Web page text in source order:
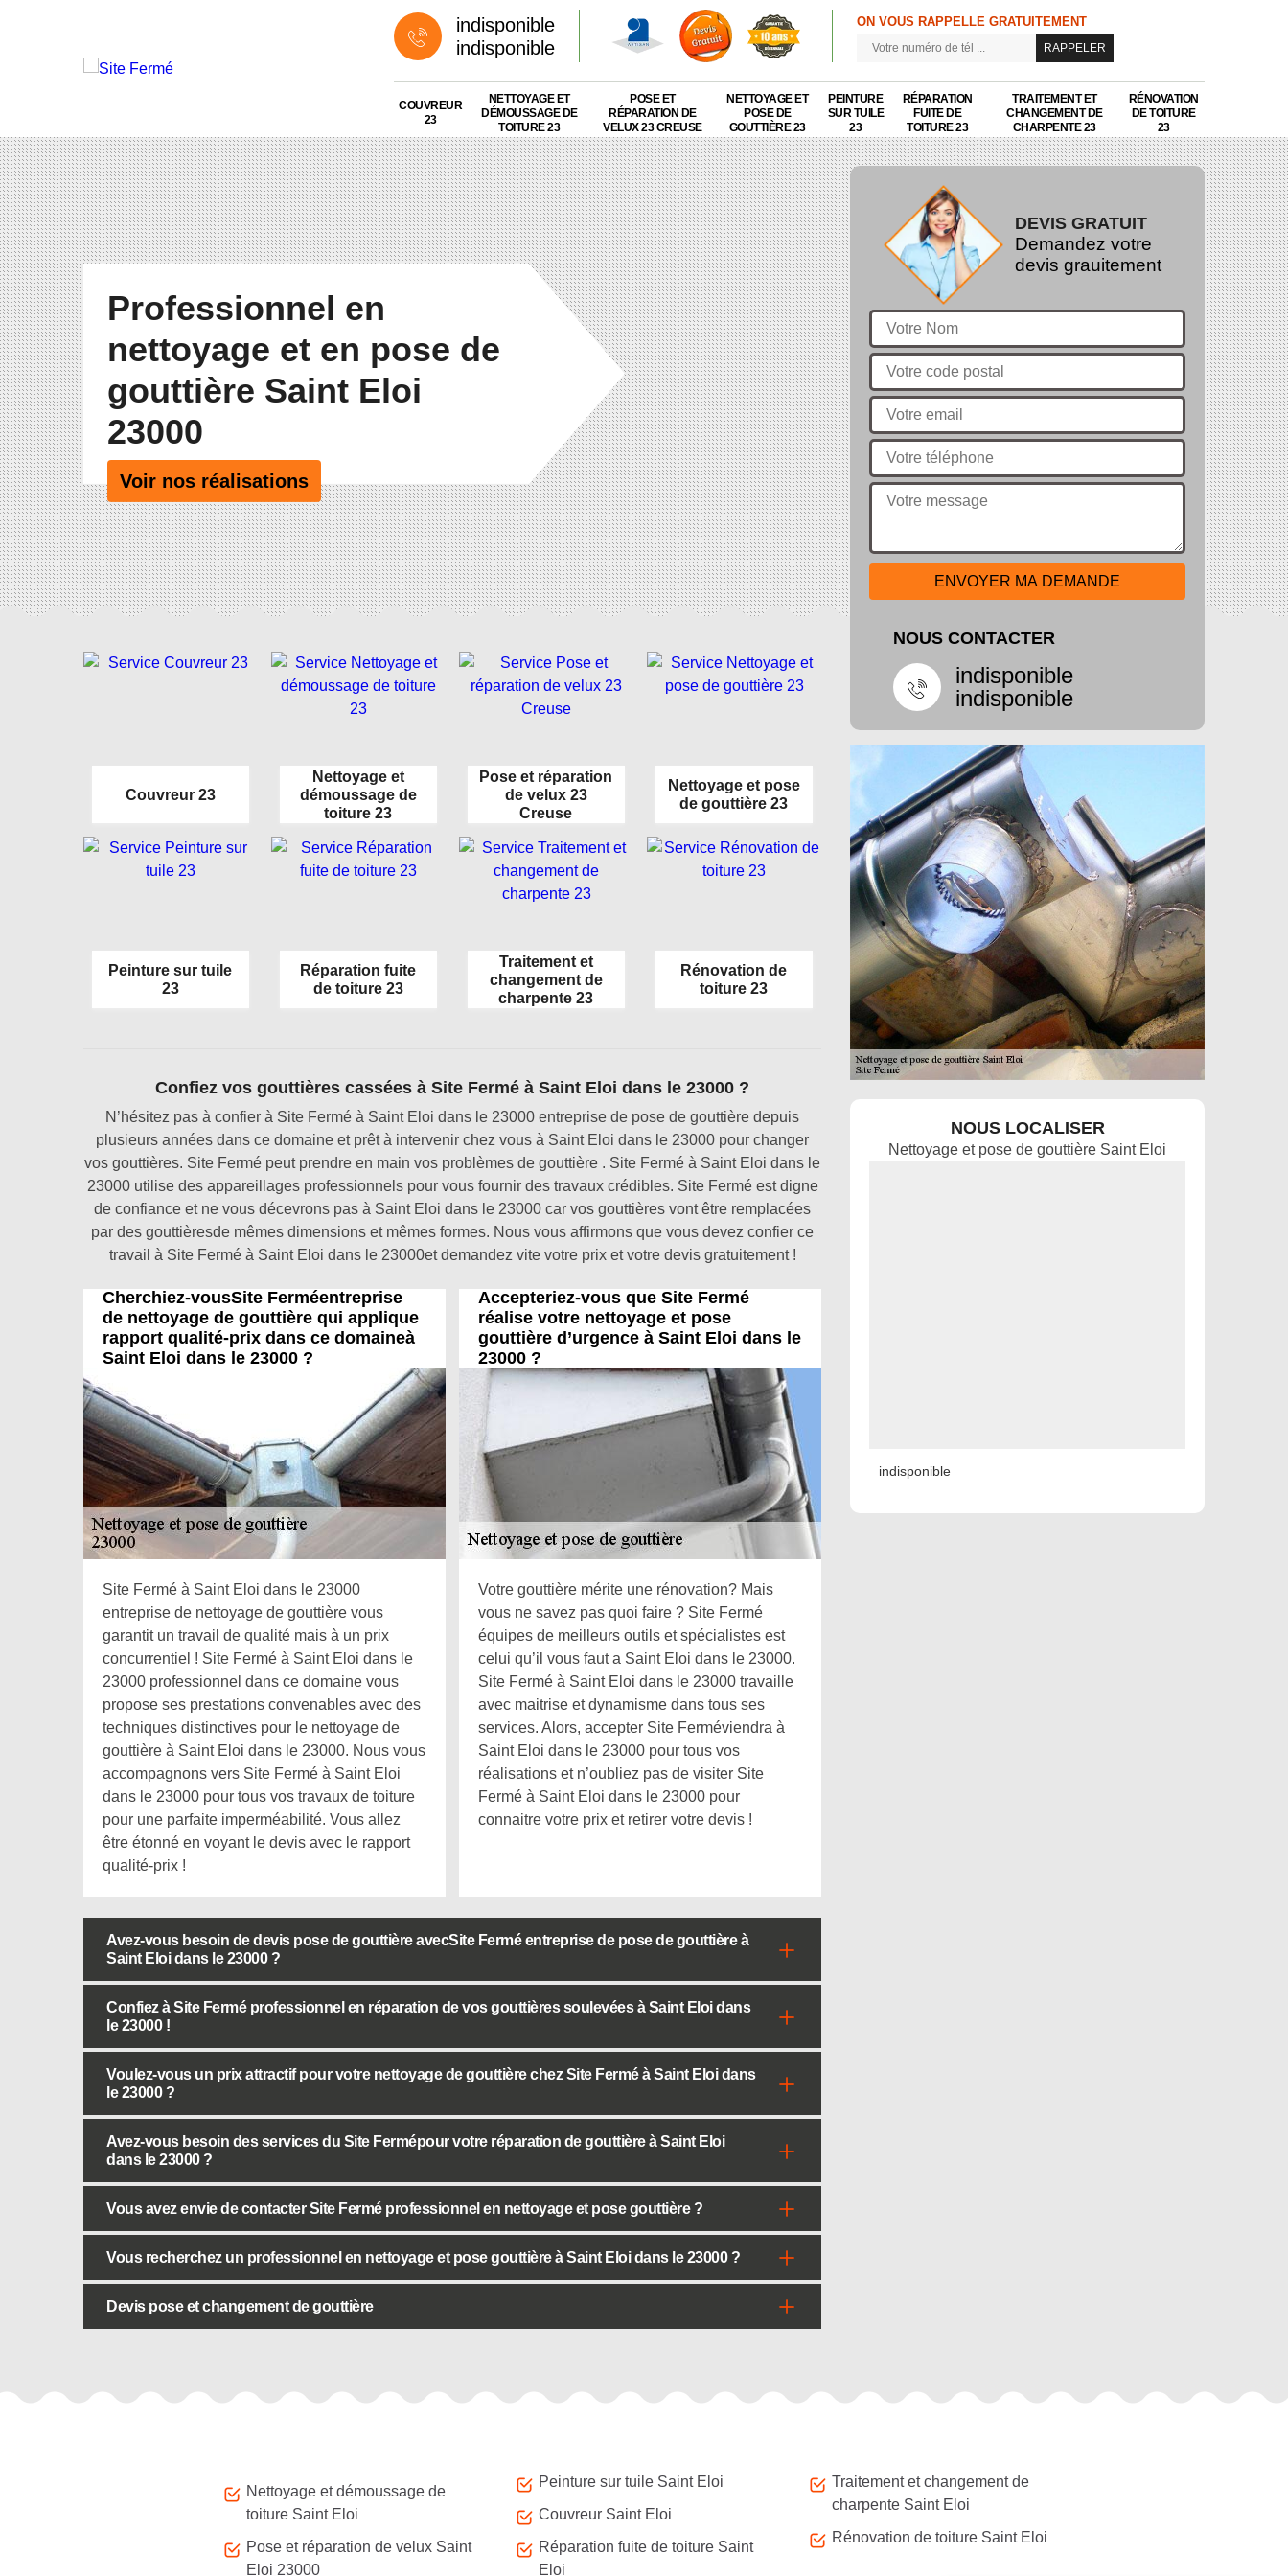
indisponible
indisponible
ON VOUS RAPPELLE GRATUITEMENT
COUVREUR
23
NETTOYAGE ET
DÉMOUSSAGE DE
TOITURE 23
POSE ET
RÉPARATION DE
VELUX 23 CREUSE
NETTOYAGE ET
POSE DE
GOUTTIÈRE 23
PEINTURE
SUR TUILE
23
RÉPARATION
FUITE DE
TOITURE 23
TRAITEMENT ET
CHANGEMENT DE
CHARPENTE 23
RÉNOVATION
DE TOITURE
23
Professionnel en
nettoyage et en pose de
gouttière Saint Eloi
23000
Voir nos réalisations
Couvreur 23
Nettoyage et
démoussage de
toiture 23
Pose et réparation
de velux 23
Creuse
Nettoyage et pose
de gouttière 23
Peinture sur tuile
23
Réparation fuite
de toiture 23
Traitement et
changement de
charpente 23
Rénovation de
toiture 23
Confiez vos gouttières cassées à Site Fermé à Saint Eloi dans le 23000 ?
N’hésitez pas à confier à Site Fermé à Saint Eloi dans le 23000 entreprise de pose de gouttière depuis
plusieurs années dans ce domaine et prêt à intervenir chez vous à Saint Eloi dans le 23000 pour changer
vos gouttières. Site Fermé peut prendre en main vos problèmes de gouttière . Site Fermé à Saint Eloi dans le
23000 utilise des appareillages professionnels pour vous fournir des travaux crédibles. Site Fermé est digne
de confiance et ne vous décevrons pas à Saint Eloi dans le 23000 car vos gouttières vont être remplacées
par des gouttièresde mêmes dimensions et mêmes formes. Nous vous affirmons que vous devez confier ce
travail à Site Fermé à Saint Eloi dans le 23000et demandez vite votre prix et votre devis gratuitement !
Cherchiez-vousSite Ferméentreprise
de nettoyage de gouttière qui applique
rapport qualité-prix dans ce domaineà
Saint Eloi dans le 23000 ?
Site Fermé à Saint Eloi dans le 23000
entreprise de nettoyage de gouttière vous
garantit un travail de qualité mais à un prix
concurrentiel ! Site Fermé à Saint Eloi dans le
23000 professionnel dans ce domaine vous
propose ses prestations convenables avec des
techniques distinctives pour le nettoyage de
gouttière à Saint Eloi dans le 23000. Nous vous
accompagnons vers Site Fermé à Saint Eloi
dans le 23000 pour tous vos travaux de toiture
pour une parfaite imperméabilité. Vous allez
être étonné en voyant le devis avec le rapport
qualité-prix !
Accepteriez-vous que Site Fermé
réalise votre nettoyage et pose
gouttière d’urgence à Saint Eloi dans le
23000 ?
Votre gouttière mérite une rénovation? Mais
vous ne savez pas quoi faire ? Site Fermé
équipes de meilleurs outils et spécialistes est
celui qu’il vous faut a Saint Eloi dans le 23000.
Site Fermé à Saint Eloi dans le 23000 travaille
avec maitrise et dynamisme dans tous ses
services. Alors, accepter Site Ferméviendra à
Saint Eloi dans le 23000 pour tous vos
réalisations et n’oubliez pas de visiter Site
Fermé à Saint Eloi dans le 23000 pour
connaitre votre prix et retirer votre devis !
Avez-vous besoin de devis pose de gouttière avecSite Fermé entreprise de pose de gouttière à
Saint Eloi dans le 23000 ?
Confiez à Site Fermé professionnel en réparation de vos gouttières soulevées à Saint Eloi dans
le 23000 !
Voulez-vous un prix attractif pour votre nettoyage de gouttière chez Site Fermé à Saint Eloi dans
le 23000 ?
Avez-vous besoin des services du Site Fermépour votre réparation de gouttière à Saint Eloi
dans le 23000 ?
Vous avez envie de contacter Site Fermé professionnel en nettoyage et pose gouttière ?
Vous recherchez un professionnel en nettoyage et pose gouttière à Saint Eloi dans le 23000 ?
Devis pose et changement de gouttière
DEVIS GRATUIT
Demandez votre
devis grauitement
NOUS CONTACTER
indisponible
indisponible
NOUS LOCALISER
Nettoyage et pose de gouttière Saint Eloi
indisponible
Nettoyage et démoussage de
toiture Saint Eloi
Pose et réparation de velux Saint
Eloi 23000
Peinture sur tuile Saint Eloi
Couvreur Saint Eloi
Réparation fuite de toiture Saint
Eloi
Traitement et changement de
charpente Saint Eloi
Rénovation de toiture Saint Eloi